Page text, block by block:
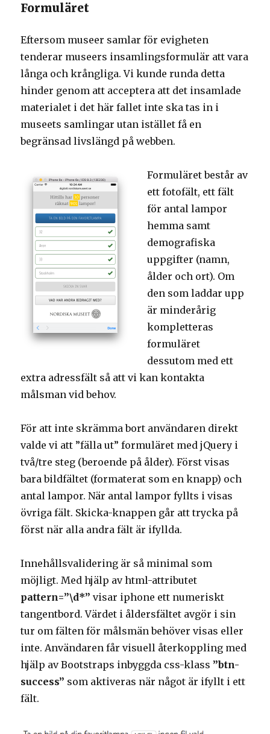
Formuläret
Eftersom museer samlar för evigheten
tenderar museers insamlingsformulär att vara
långa och krångliga. Vi kunde runda detta
hinder genom att acceptera att det insamlade
materialet i det här fallet inte ska tas in i
museets samlingar utan istället få en
begränsad livslängd på webben.
Formuläret består av
ett fotofält, ett fält
för antal lampor
hemma samt
demografiska
uppgifter (namn,
ålder och ort). Om
den som laddar upp
är minderårig
kompletteras
formuläret
dessutom med ett
extra adressfält så att vi kan kontakta
målsman vid behov.
För att inte skrämma bort användaren direkt
valde vi att ”fälla ut” formuläret med jQuery i
två/tre steg (beroende på ålder). Först visas
bara bildfältet (formaterat som en knapp) och
antal lampor. När antal lampor fyllts i visas
övriga fält. Skicka-knappen går att trycka på
först när alla andra fält är ifyllda.
Innehållsvalidering är så minimal som
möjligt. Med hjälp av html-attributet
pattern=”\d*” visar iphone ett numeriskt
tangentbord. Värdet i åldersfältet avgör i sin
tur om fälten för målsmän behöver visas eller
inte. Användaren får visuell återkoppling med
hjälp av Bootstraps inbyggda css-klass ”btn-
success” som aktiveras när något är ifyllt i ett
fält.